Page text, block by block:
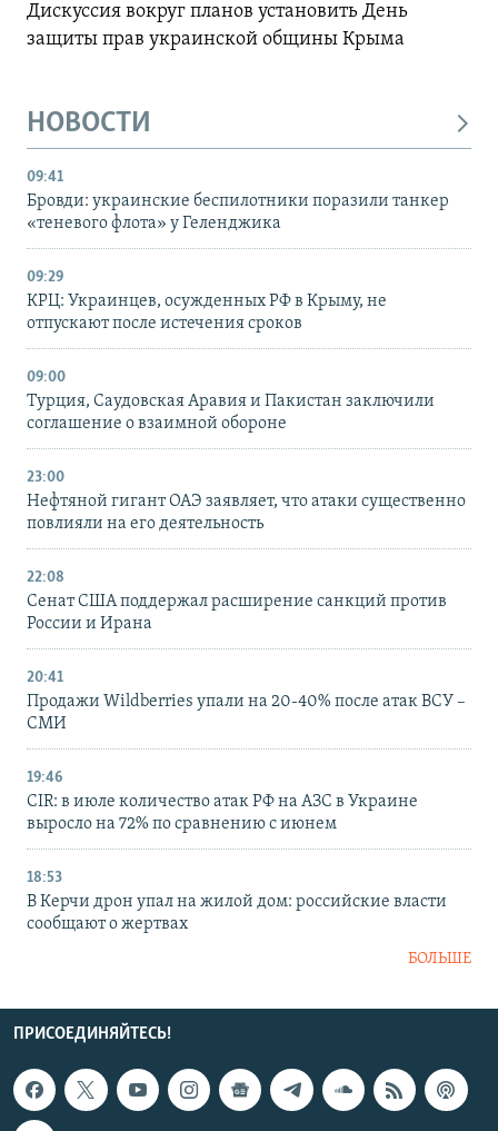
Дискуссия вокруг планов установить День
защиты прав украинской общины Крыма
НОВОСТИ
09:41
Бровди: украинские беспилотники поразили танкер
«теневого флота» у Геленджика
09:29
КРЦ: Украинцев, осужденных РФ в Крыму, не
отпускают после истечения сроков
09:00
Турция, Саудовская Аравия и Пакистан заключили
соглашение о взаимной обороне
23:00
Нефтяной гигант ОАЭ заявляет, что атаки существенно
повлияли на его деятельность
22:08
Сенат США поддержал расширение санкций против
России и Ирана
20:41
Продажи Wildberries упали на 20-40% после атак ВСУ –
СМИ
19:46
CIR: в июле количество атак РФ на АЗС в Украине
выросло на 72% по сравнению с июнем
18:53
В Керчи дрон упал на жилой дом: российские власти
сообщают о жертвах
БОЛЬШЕ
ПРИСОЕДИНЯЙТЕСЬ!